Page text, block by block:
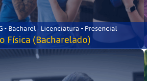
• Bacharel - Licenciatura • Presencial
Física (Bacharelado)